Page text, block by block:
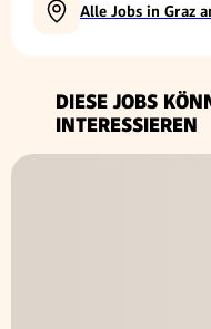
Alle Jobs in Graz
DIESE JOBS
INTERESSIEREN